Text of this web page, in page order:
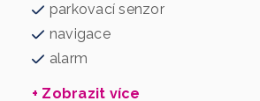
parkovací senzor
navigace
alarm
+ Zobrazit více